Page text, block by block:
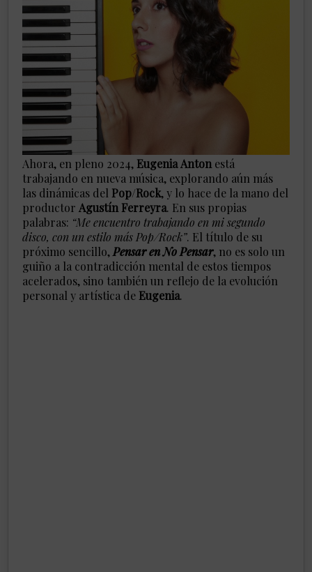
Ahora, en pleno 2024, Eugenia Anton está
trabajando en nueva música, explorando aún más
las dinámicas del Pop/Rock, y lo hace de la mano del
productor Agustín Ferreyra. En sus propias
palabras: “Me encuentro trabajando en mi segundo
disco, con un estilo más Pop/Rock”. El título de su
próximo sencillo, Pensar en No Pensar, no es solo un
guiño a la contradicción mental de estos tiempos
acelerados, sino también un reflejo de la evolución
personal y artística de Eugenia.